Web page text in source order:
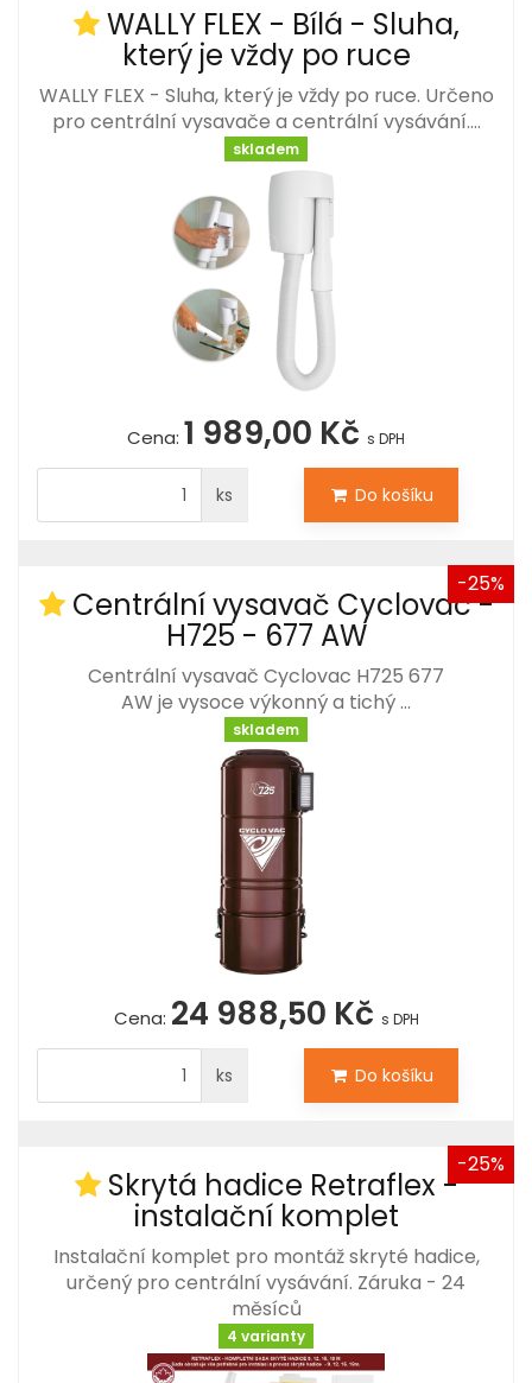
WALLY FLEX - Bílá - Sluha,
který je vždy po ruce
WALLY FLEX - Sluha, který je vždy po ruce. Určeno
pro centrální vysavače a centrální vysávání.…
skladem
Cena: 1 989,00 Kč s DPH
ks Do košíku
-25%
Centrální vysavač Cyclovac -
H725 - 677 AW
Centrální vysavač Cyclovac H725 677
AW je vysoce výkonný a tichý …
skladem
Cena: 24 988,50 Kč s DPH
ks Do košíku
-25%
Skrytá hadice Retraflex -
instalační komplet
Instalační komplet pro montáž skryté hadice,
určený pro centrální vysávání. Záruka - 24
měsíců
4 varianty